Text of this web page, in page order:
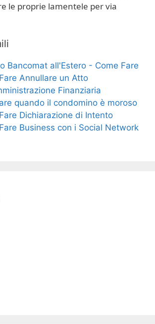
le proprie lamentele per via
Bancomat all'Estero - Come Fare
Annullare un Atto
Finanziaria
quando il condomino è moroso
Dichiarazione di Intento
Business con i Social Network